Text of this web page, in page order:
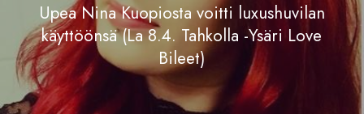
Upea Nina Kuopiosta voitti luxushuvilan
käyttöönsä (La 8.4. Tahkolla -Ysäri Love
Bileet)